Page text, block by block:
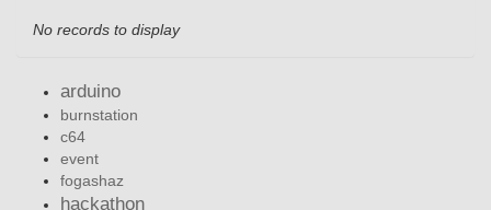
No records to display
arduino
burnstation
c64
event
fogashaz
hackathon